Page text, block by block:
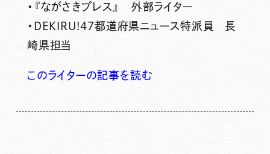
・『ながさきプレス』 外部ライター
・DEKIRU!47都道府県ニュース特派員 長
崎県担当
このライターの記事を読む